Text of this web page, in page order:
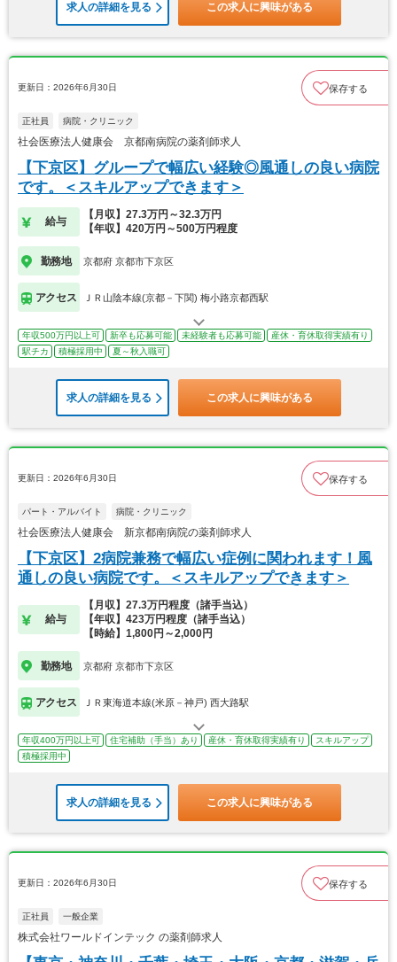
求人の詳細を見る この求人に興味がある
更新日：2026年6月30日 保存する
正社員 病院・クリニック
社会医療法人健康会 京都南病院の薬剤師求人
【下京区】グループで幅広い経験◎風通しの良い病院
です。＜スキルアップできます＞
給与
【月収】27.3万円～32.3万円
【年収】420万円～500万円程度
勤務地 京都府 京都市下京区
アクセス ＪＲ山陰本線(京都－下関) 梅小路京都西駅
年収500万円以上可 新卒も応募可能 未経験者も応募可能
産休・育休取得実績有り
駅チカ
積極採用中 夏～秋入職可
求人の詳細を見る この求人に興味がある
更新日：2026年6月30日 保存する
パート・アルバイト 病院・クリニック
社会医療法人健康会 新京都南病院の薬剤師求人
【下京区】2病院兼務で幅広い症例に関われます！風
通しの良い病院です。＜スキルアップできます＞
給与
【月収】27.3万円程度（諸手当込）
【年収】423万円程度（諸手当込）
【時給】1,800円～2,000円
勤務地 京都府 京都市下京区
アクセス ＪＲ東海道本線(米原－神戸) 西大路駅
年収400万円以上可 住宅補助（手当）あり 産休・育休取得実績有り
スキルアップ
積極採用中
求人の詳細を見る この求人に興味がある
更新日：2026年6月30日 保存する
正社員 一般企業
株式会社ワールドインテック の薬剤師求人